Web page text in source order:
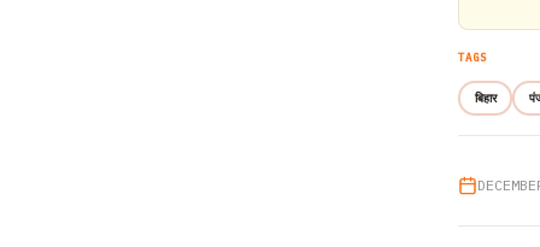
TAGS
बिहार